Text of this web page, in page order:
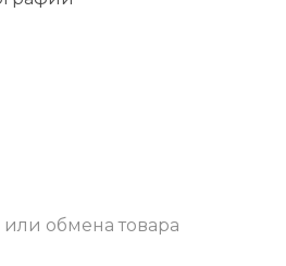
обмена товара